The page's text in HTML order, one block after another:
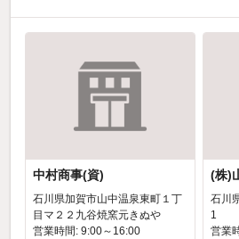
中村商事(資)
石川県加賀市山中温泉東町１丁
目マ２２九谷焼窯元きぬや
営業時間: 9:00～16:00
(株)
石川
1
営業